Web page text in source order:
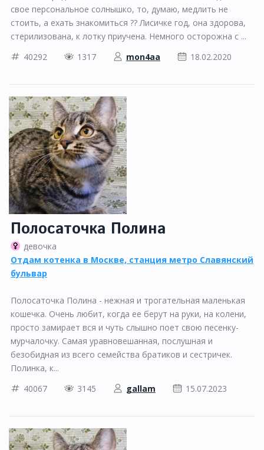
свое персональное солнышко, то, думаю, медлить не
стоить, а ехать знакомиться ?? Лисичке год, она здорова,
стерилизована, к лотку приучена. Немного осторожна с ...
40292
1317 mon4aa 18.02.2020
Полосаточка Полина
девочка
Отдам котенка в Москве, станция метро Славянский
бульвар
Полосаточка Полина - нежная и трогательная маленькая
кошечка. Очень любит, когда ее берут на руки, на колени,
просто замирает вся и чуть слышно поет свою песенку-
мурчалочку. Самая уравновешанная, послушная и
безобидная из всего семейства братиков и сестричек.
Полинка, к...
40067
3145 gallam 15.07.2023